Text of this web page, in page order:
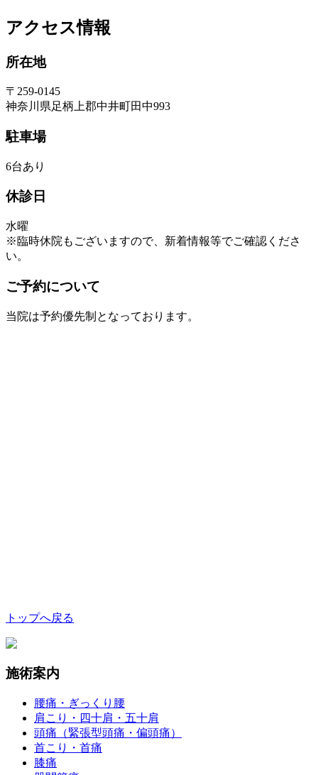
アクセス情報
所在地
〒259-0145
神奈川県足柄上郡中井町田中993
駐車場
6台あり
休診日
水曜
※臨時休院もございますので、新着情報等でご確認くださ
い。
ご予約について
当院は予約優先制となっております。
トップへ戻る
施術案内
腰痛・ぎっくり腰
肩こり・四十肩・五十肩
頭痛（緊張型頭痛・偏頭痛）
首こり・首痛
膝痛